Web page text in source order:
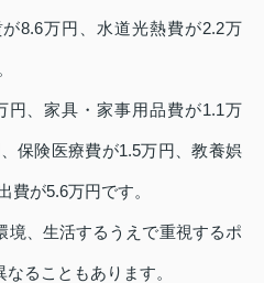
8.6万円、水道光熱費が2.2万
円、家具・家事用品費が1.1万
保険医療費が1.5万円、教養娯
費が5.6万円です。
境、生活するうえで重視するポ
ることもあります。